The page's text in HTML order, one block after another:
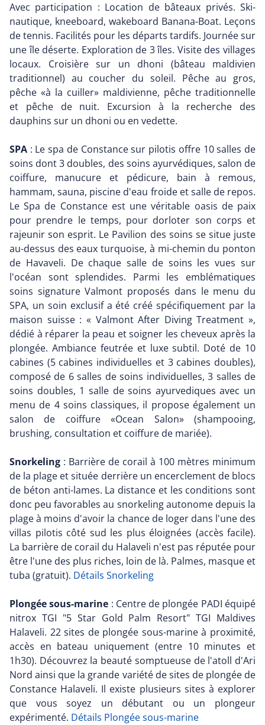
Avec participation : Location de bâteaux privés. Ski-
nautique, kneeboard, wakeboard Banana-Boat. Leçons
de tennis. Facilités pour les départs tardifs. Journée sur
une île déserte. Exploration de 3 îles. Visite des villages
locaux. Croisière sur un dhoni (bâteau maldivien
traditionnel) au coucher du soleil. Pêche au gros,
pêche «à la cuiller» maldivienne, pêche traditionnelle
et pêche de nuit. Excursion à la recherche des
dauphins sur un dhoni ou en vedette.
SPA : Le spa de Constance sur pilotis offre 10 salles de
soins dont 3 doubles, des soins ayurvédiques, salon de
coiffure, manucure et pédicure, bain à remous,
hammam, sauna, piscine d'eau froide et salle de repos.
Le Spa de Constance est une véritable oasis de paix
pour prendre le temps, pour dorloter son corps et
rajeunir son esprit. Le Pavilion des soins se situe juste
au-dessus des eaux turquoise, à mi-chemin du ponton
de Havaveli. De chaque salle de soins les vues sur
l'océan sont splendides. Parmi les emblématiques
soins signature Valmont proposés dans le menu du
SPA, un soin exclusif a été créé spécifiquement par la
maison suisse : « Valmont After Diving Treatment »,
dédié à réparer la peau et soigner les cheveux après la
plongée. Ambiance feutrée et luxe subtil. Doté de 10
cabines (5 cabines individuelles et 3 cabines doubles),
composé de 6 salles de soins individuelles, 3 salles de
soins doubles, 1 salle de soins ayurvediques avec un
menu de 4 soins classiques, il propose également un
salon de coiffure «Ocean Salon» (shampooing,
brushing, consultation et coiffure de mariée).
Snorkeling : Barrière de corail à 100 mètres minimum
de la plage et située derrière un encerclement de blocs
de béton anti-lames. La distance et les conditions sont
donc peu favorables au snorkeling autonome depuis la
plage à moins d'avoir la chance de loger dans l'une des
villas pilotis côté sud les plus éloignées (accès facile).
La barrière de corail du Halaveli n'est pas réputée pour
être l'une des plus riches, loin de là. Palmes, masque et
tuba (gratuit). Détails Snorkeling
Plongée sous-marine : Centre de plongée PADI équipé
nitrox TGI "5 Star Gold Palm Resort" TGI Maldives
Halaveli. 22 sites de plongée sous-marine à proximité,
accès en bateau uniquement (entre 10 minutes et
1h30). Découvrez la beauté somptueuse de l'atoll d'Ari
Nord ainsi que la grande variété de sites de plongée de
Constance Halaveli. Il existe plusieurs sites à explorer
que vous soyez un débutant ou un plongeur
expérimenté. Détails Plongée sous-marine